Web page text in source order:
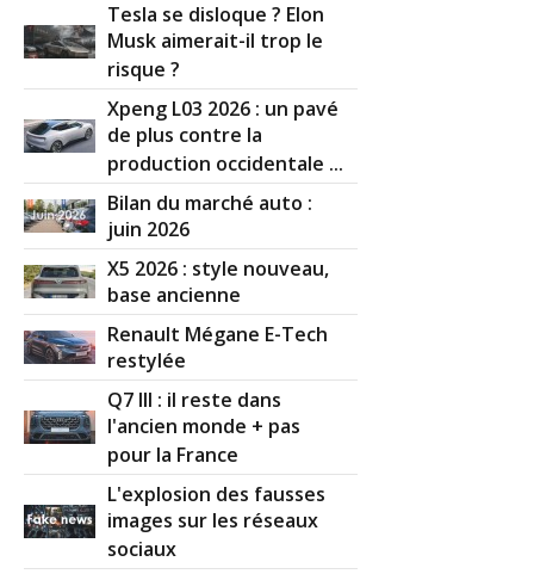
Tesla se disloque ? Elon
Musk aimerait-il trop le
risque ?
Xpeng L03 2026 : un pavé
de plus contre la
production occidentale ...
Bilan du marché auto :
juin 2026
X5 2026 : style nouveau,
base ancienne
Renault Mégane E-Tech
restylée
Q7 III : il reste dans
l'ancien monde + pas
pour la France
L'explosion des fausses
images sur les réseaux
sociaux